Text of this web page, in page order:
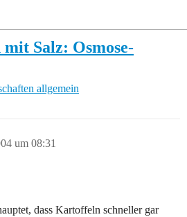
Salz: Osmose-
allgemein
um 08:31
dass Kartoffeln schneller gar